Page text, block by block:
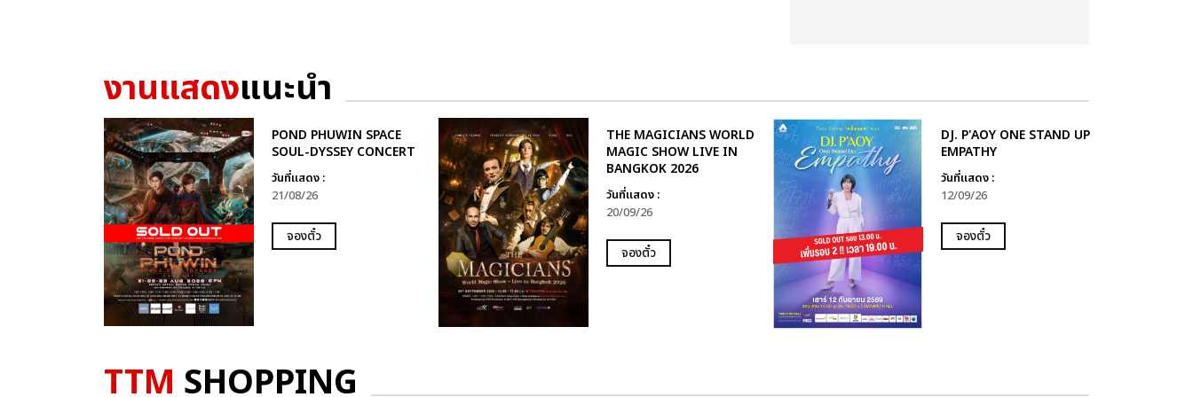
งานแสดงแนะนำ
POND PHUWIN SPACE
SOUL-DYSSEY CONCERT
วันที่แสดง :
21/08/26
จองตั๋ว
THE MAGICIANS WORLD
MAGIC SHOW LIVE IN
BANGKOK 2026
วันที่แสดง :
20/09/26
จองตั๋ว
DJ. P'AOY ONE STAND UP
EMPATHY
วันที่แสดง :
12/09/26
จองตั๋ว
TTM SHOPPING